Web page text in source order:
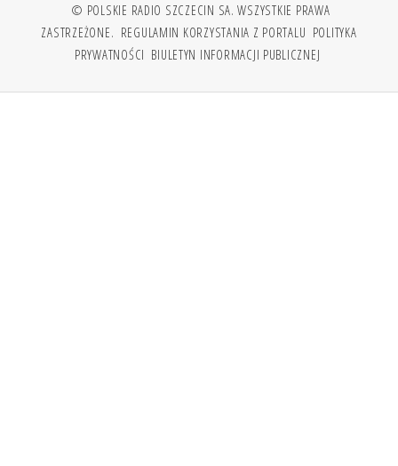
© POLSKIE RADIO SZCZECIN SA. WSZYSTKIE PRAWA
ZASTRZEŻONE. REGULAMIN KORZYSTANIA Z PORTALU POLITYKA
PRYWATNOŚCI BIULETYN INFORMACJI PUBLICZNEJ